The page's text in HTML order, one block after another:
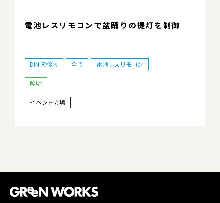
電池レスリモコンで盆踊りの提灯を制御
DIN-RY8-N 全て 電池レスリモコン
照明
イベント会場